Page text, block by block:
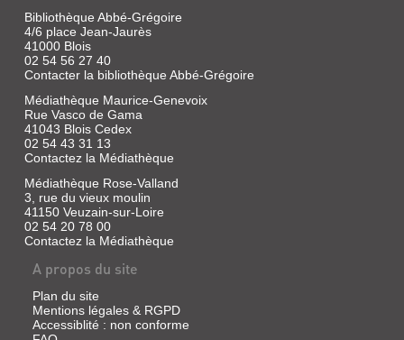
Bibliothèque Abbé-Grégoire
4/6 place Jean-Jaurès
41000 Blois
02 54 56 27 40
Contacter la bibliothèque Abbé-Grégoire
Médiathèque Maurice-Genevoix
Rue Vasco de Gama
41043 Blois Cedex
02 54 43 31 13
Contactez la Médiathèque
Médiathèque Rose-Valland
3, rue du vieux moulin
41150 Veuzain-sur-Loire
02 54 20 78 00
Contactez la Médiathèque
A propos du site
Plan du site
Mentions légales & RGPD
Accessiblité : non conforme